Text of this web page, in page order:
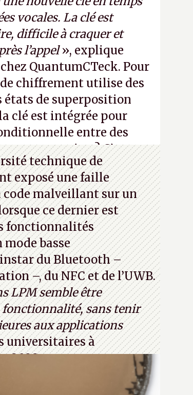
vocales. La clé est
difficile à craquer et
l’appel», explique
QuantumCTeck. Pour
chiffrement utilise des
états de superposition
clé est intégrée pour
entre des
rien ? C’est
le quantique. (Crédit
technique de
exposé une faille
code malveillant sur un
ce dernier est
fonctionnalités
basse
du Bluetooth –
–, du NFC et de l’UWB.
LPM semble être
fonctionnalité, sans tenir
aux applications
universitaires à
2022.
- Crédit photo : Pexels -